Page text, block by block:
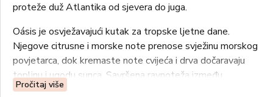
proteže duž Atlantika od sjevera do juga.
Oásis je osvježavajući kutak za tropske ljetne dane.
Njegove citrusne i morske note prenose svježinu morskog
povjetarca, dok kremaste note cvijeća i drva dočaravaju
toplinu i ugodu sunca. Savršena ravnoteža između
intenzivnog ritma grada i mirnoće prirode.
Pročitaj više